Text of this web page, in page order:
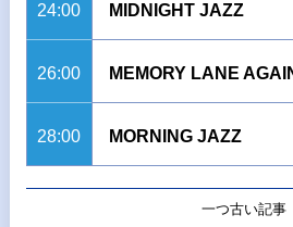
24:00 MIDNIGHT JAZZ
26:00 MEMORY LANE
28:00 MORNING JAZZ
一つ古い記事